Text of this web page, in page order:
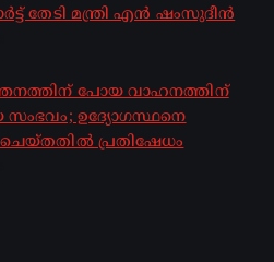
തേടി മന്ത്രി എൻ ഷംസുദീൻ
പോയ വാഹനത്തിന്
സംഭവം; ഉദ്യോഗസ്ഥനെ
പ്രതിഷേധം